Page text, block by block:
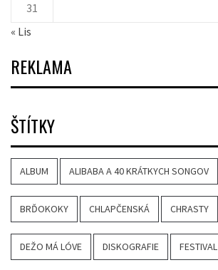
31
« Lis
REKLAMA
ŠTÍTKY
ALBUM ALIBABA A 40 KRÁTKYCH SONGOV
BRĎOKOKY CHLAPČENSKÁ CHRASTY
DEŽO MÁ LÓVE DISKOGRAFIE FESTIVAL